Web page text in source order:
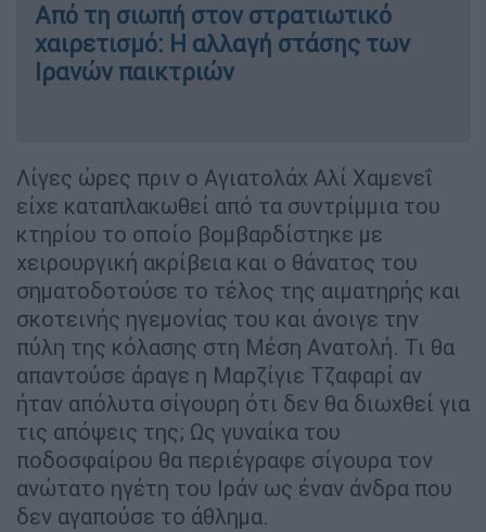
Από τη σιωπή στον στρατιωτικό
χαιρετισμό: Η αλλαγή στάσης των
Ιρανών παικτριών
Λίγες ώρες πριν ο Αγιατολάχ Αλί Χαμενεΐ
είχε καταπλακωθεί από τα συντρίμμια του
κτηρίου το οποίο βομβαρδίστηκε με
χειρουργική ακρίβεια και ο θάνατος του
σηματοδοτούσε το τέλος της αιματηρής και
σκοτεινής ηγεμονίας του και άνοιγε την
πύλη της κόλασης στη Μέση Ανατολή. Τι θα
απαντούσε άραγε η Μαρζίγιε Τζαφαρί αν
ήταν απόλυτα σίγουρη ότι δεν θα διωχθεί για
τις απόψεις της; Ως γυναίκα του
ποδοσφαίρου θα περιέγραφε σίγουρα τον
ανώτατο ηγέτη του Ιράν ως έναν άνδρα που
δεν αγαπούσε το άθλημα.